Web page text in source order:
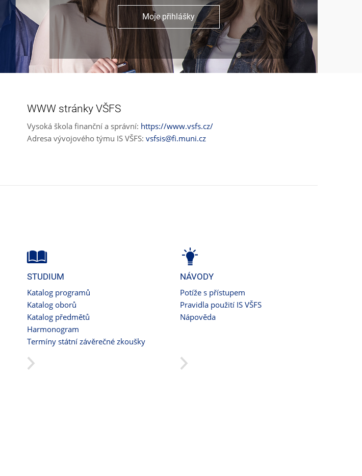
Moje přihlášky
WWW stránky VŠFS
Vysoká škola finanční a správní: https://www.vsfs.cz/
Adresa vývojového týmu IS VŠFS: vsfsis@fi.muni.cz
STUDIUM
Katalog programů
Katalog oborů
Katalog předmětů
Harmonogram
Termíny státní závěrečné zkoušky
NÁVODY
Potíže s přístupem
Pravidla použití IS VŠFS
Nápověda